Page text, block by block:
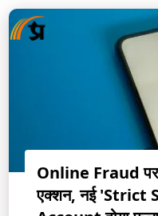
Online Fraud
एक्शन, नई 'Strict